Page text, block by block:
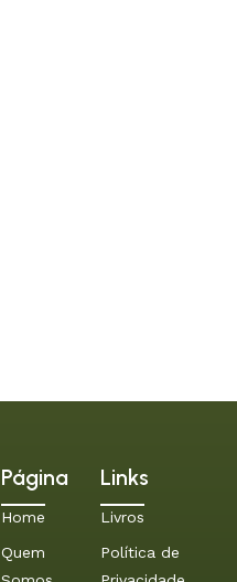
Página
Home
Quem
Links
Livros
Política de